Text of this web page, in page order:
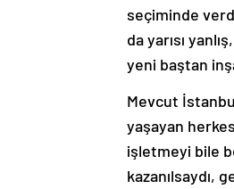
seçiminde
da yarısı
yeni baştan
Mevcut
yaşayan
işletmeyi bile
kazanılsaydı,